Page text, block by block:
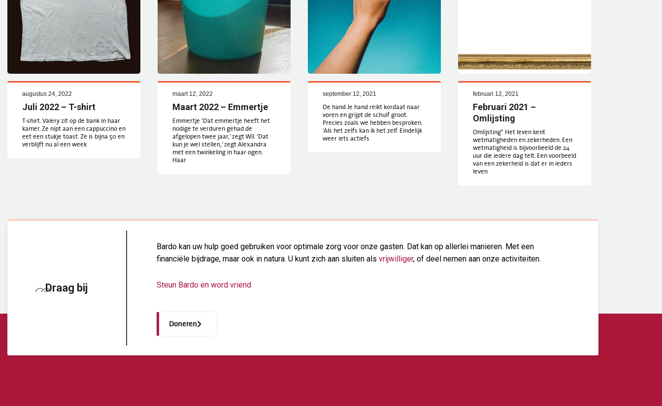
augustus 24, 2022
Juli 2022 – T-shirt
T-shirt. Valery zit op de bank in haar
kamer. Ze nipt aan een cappuccino en
eet een stukje toast. Ze is bijna 50 en
verblijft nu al een week
maart 12, 2022
Maart 2022 – Emmertje
Emmertje ‘Dat emmertje heeft het
nodige te verduren gehad de
afgelopen twee jaar,’ zegt Wil. ‘Dat
kun je wel stellen,’ zegt Alexandra
met een twinkeling in haar ogen.
Haar
september 12, 2021
De hand Je hand reikt kordaat naar
voren en grijpt de schuif groot.
Precies zoals we hebben besproken.
‘Als het zelfs kan ik het zelf. Eindelijk
weer iets actiefs
februari 12, 2021
Februari 2021 –
Omlijsting
Omlijsting* Het leven kent
wetmatigheden en zekerheden. Een
wetmatigheid is bijvoorbeeld de 24
uur die iedere dag telt. Een voorbeeld
van een zekerheid is dat er in ieders
leven
Draag bij
Bardo kan uw hulp goed gebruiken voor optimale zorg voor onze gasten. Dat kan op allerlei manieren. Met een
financiële bijdrage, maar ook in natura. U kunt zich aan sluiten als vrijwilliger, of deel nemen aan onze activiteiten.
Steun Bardo en word vriend
Doneren